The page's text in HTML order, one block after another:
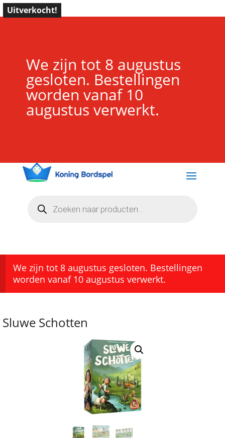
We zijn tot 8 augustus
gesloten. Bestellingen
worden vanaf 10
augustus verwerkt.
zoeken
We zijn tot 8 augustus gesloten. Bestellingen
worden vanaf 10 augustus verwerkt.
Uitverkocht!
Sluwe Schotten